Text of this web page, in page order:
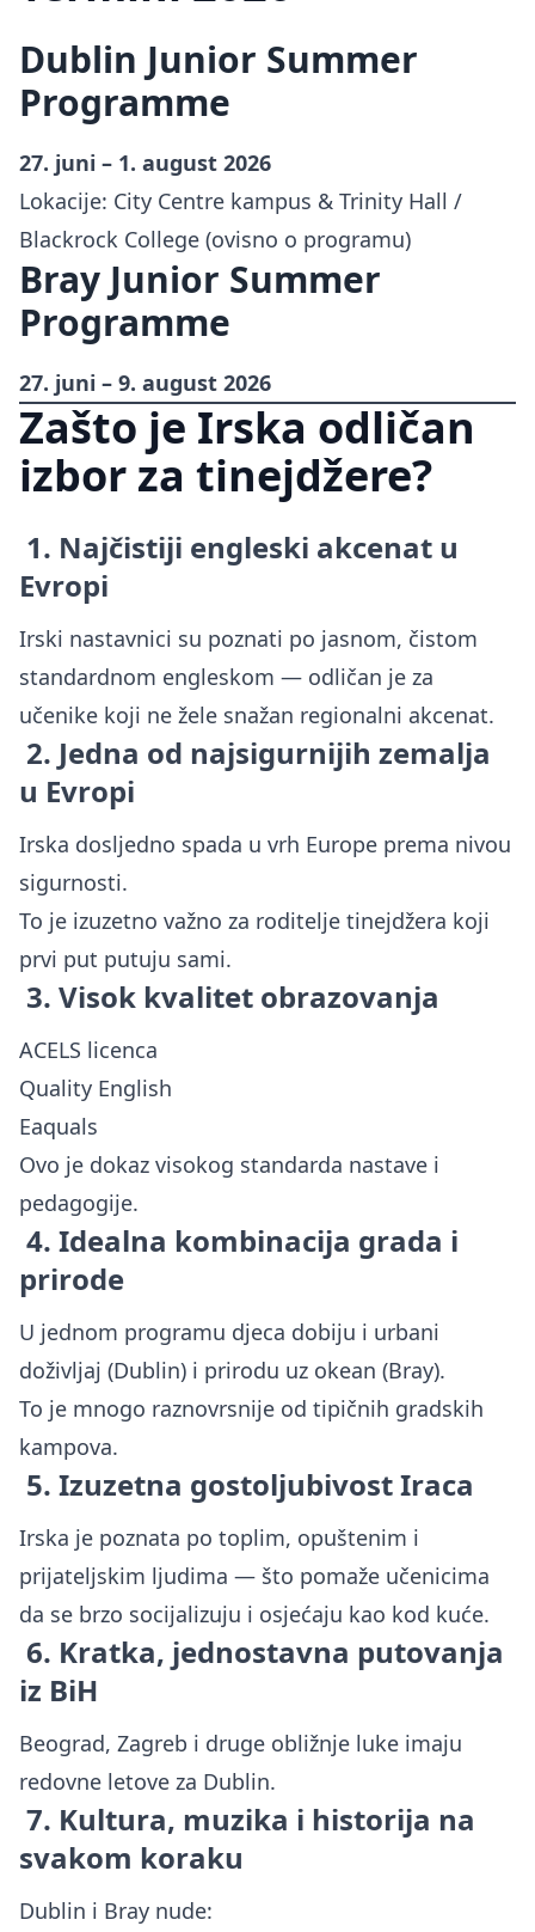
Dublin Junior Summer
Programme
27. juni – 1. august 2026
Lokacije: City Centre kampus & Trinity Hall /
Blackrock College (ovisno o programu)
Bray Junior Summer
Programme
27. juni – 9. august 2026
Zašto je Irska odličan
izbor za tinejdžere?
1. Najčistiji engleski akcenat u
Evropi
Irski nastavnici su poznati po jasnom, čistom
standardnom engleskom — odličan je za
učenike koji ne žele snažan regionalni akcenat.
2. Jedna od najsigurnijih zemalja
u Evropi
Irska dosljedno spada u vrh Europe prema nivou
sigurnosti.
To je izuzetno važno za roditelje tinejdžera koji
prvi put putuju sami.
3. Visok kvalitet obrazovanja
ACELS licenca
Quality English
Eaquals
Ovo je dokaz visokog standarda nastave i
pedagogije.
4. Idealna kombinacija grada i
prirode
U jednom programu djeca dobiju i urbani
doživljaj (Dublin) i prirodu uz okean (Bray).
To je mnogo raznovrsnije od tipičnih gradskih
kampova.
5. Izuzetna gostoljubivost Iraca
Irska je poznata po toplim, opuštenim i
prijateljskim ljudima — što pomaže učenicima
da se brzo socijalizuju i osjećaju kao kod kuće.
6. Kratka, jednostavna putovanja
iz BiH
Beograd, Zagreb i druge obližnje luke imaju
redovne letove za Dublin.
7. Kultura, muzika i historija na
svakom koraku
Dublin i Bray nude: